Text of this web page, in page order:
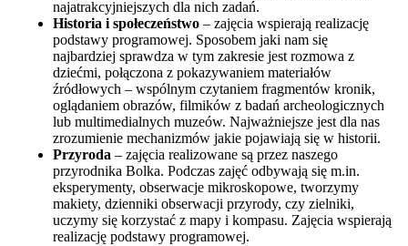
najatrakcyjniejszych dla nich zadań.
Historia i społeczeństwo – zajęcia wspierają realizację
podstawy programowej. Sposobem jaki nam się
najbardziej sprawdza w tym zakresie jest rozmowa z
dziećmi, połączona z pokazywaniem materiałów
źródłowych – wspólnym czytaniem fragmentów kronik,
oglądaniem obrazów, filmików z badań archeologicznych
lub multimedialnych muzeów. Najważniejsze jest dla nas
zrozumienie mechanizmów jakie pojawiają się w historii.
Przyroda – zajęcia realizowane są przez naszego
przyrodnika Bolka. Podczas zajęć odbywają się m.in.
eksperymenty, obserwacje mikroskopowe, tworzymy
makiety, dzienniki obserwacji przyrody, czy zielniki,
uczymy się korzystać z mapy i kompasu. Zajęcia wspierają
realizację podstawy programowej.